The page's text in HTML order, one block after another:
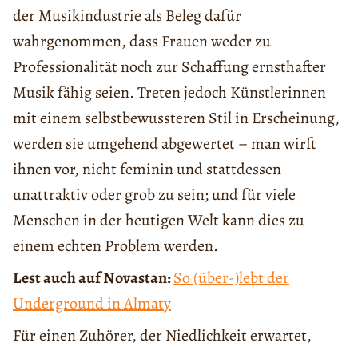
der Musikindustrie als Beleg dafür
wahrgenommen, dass Frauen weder zu
Professionalität noch zur Schaffung ernsthafter
Musik fähig seien. Treten jedoch Künstlerinnen
mit einem selbstbewussteren Stil in Erscheinung,
werden sie umgehend abgewertet – man wirft
ihnen vor, nicht feminin und stattdessen
unattraktiv oder grob zu sein; und für viele
Menschen in der heutigen Welt kann dies zu
einem echten Problem werden.
Lest auch auf Novastan:So (über-)lebt der
Underground in Almaty
Für einen Zuhörer, der Niedlichkeit erwartet,